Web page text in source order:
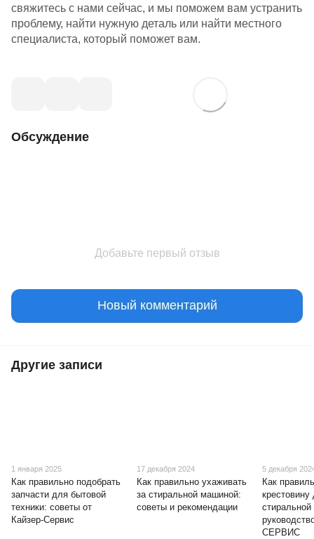
свяжитесь с нами сейчас, и мы поможем вам устранить
проблему, найти нужную деталь или найти местного
специалиста, который поможет вам.
Обсуждение
Добавьте первый отзыв
Новый комментарий
Другие записи
1 января 2025
Как правильно подобрать
запчасти для бытовой
техники: советы от
Кайзер-Сервис
17 декабря 2024
Как правильно ухаживать
за стиральной машиной:
советы и рекомендации
5 декабря
Как
крестовину
СЕРВИС